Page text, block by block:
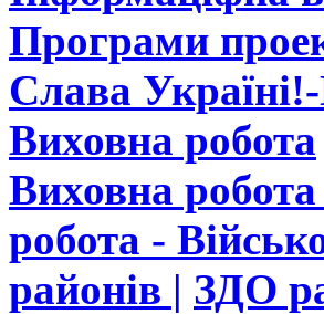
Програми
Слава
Виховна робота
Виховна
робота -
районів | ЗДО